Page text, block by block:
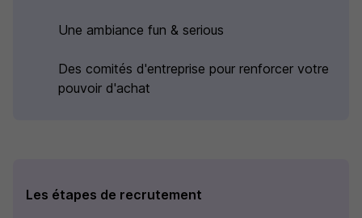
Une ambiance fun & serious
Des comités d'entreprise pour renforcer votre
pouvoir d'achat
Les étapes de recrutement